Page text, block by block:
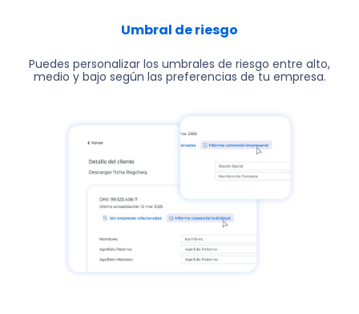
Umbral de riesgo
Puedes personalizar los umbrales de riesgo entre alto,
medio y bajo según las preferencias de tu empresa.